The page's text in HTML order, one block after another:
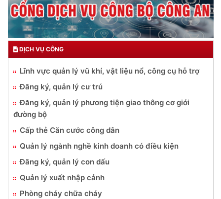
DỊCH VỤ CÔNG
Lĩnh vực quản lý vũ khí, vật liệu nổ, công cụ hỗ trợ
Đăng ký, quản lý cư trú
Đăng ký, quản lý phương tiện giao thông cơ giới
đường bộ
Cấp thẻ Căn cước công dân
Quản lý ngành nghề kinh doanh có điều kiện
Đăng ký, quản lý con dấu
Quản lý xuất nhập cảnh
Phòng cháy chữa cháy